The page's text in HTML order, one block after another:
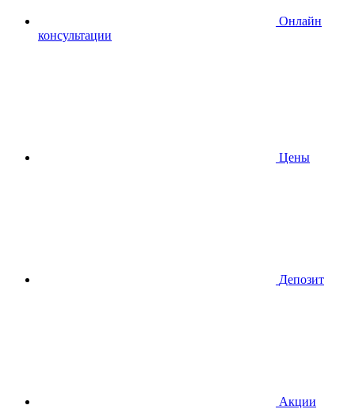
Онлайн
консультации
Цены
Депозит
Акции